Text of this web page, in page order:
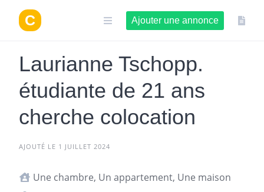
contenu
Ajouter une annonce
Laurianne Tschopp.
étudiante de 21 ans
cherche colocation
AJOUTÉ LE 1 JUILLET 2024
Une chambre, Un appartement, Une maison